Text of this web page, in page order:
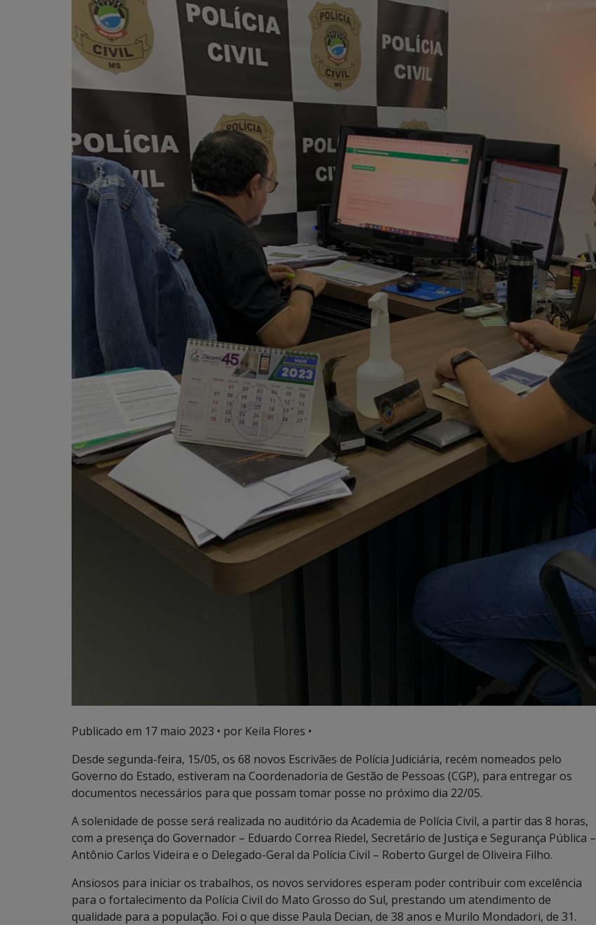
Publicado em 17 maio 2023 • por Keila Flores •
Desde segunda-feira, 15/05, os 68 novos Escrivães de Polícia Judiciária, recém nomeados pelo
Governo do Estado, estiveram na Coordenadoria de Gestão de Pessoas (CGP), para entregar os
documentos necessários para que possam tomar posse no próximo dia 22/05.
A solenidade de posse será realizada no auditório da Academia de Polícia Civil, a partir das 8 horas,
com a presença do Governador – Eduardo Correa Riedel, Secretário de Justiça e Segurança Pública –
Antônio Carlos Videira e o Delegado-Geral da Polícia Civil – Roberto Gurgel de Oliveira Filho.
Ansiosos para iniciar os trabalhos, os novos servidores esperam poder contribuir com excelência
para o fortalecimento da Polícia Civil do Mato Grosso do Sul, prestando um atendimento de
qualidade para a população. Foi o que disse Paula Decian, de 38 anos e Murilo Mondadori, de 31.